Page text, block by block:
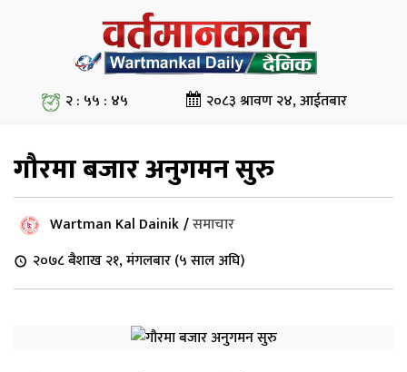
२ : ५५ : ४६ २०८३ श्रावण २४, आईतबार
गौरमा बजार अनुगमन सुरु
Wartman Kal Dainik/समाचार
२०७८ बैशाख २१, मंगलबार (५ साल अघि)